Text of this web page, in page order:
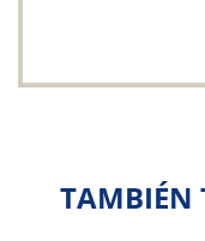
TAMBIÉN